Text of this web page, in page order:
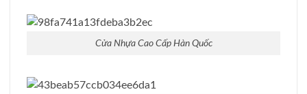
Cửa Nhựa Cao Cấp Hàn Quốc